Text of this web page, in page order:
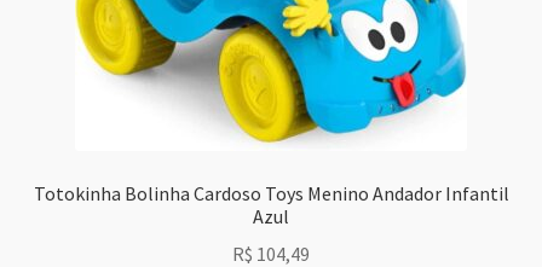
Totokinha Bolinha Cardoso Toys Menino Andador Infantil
Azul
R$ 104,49